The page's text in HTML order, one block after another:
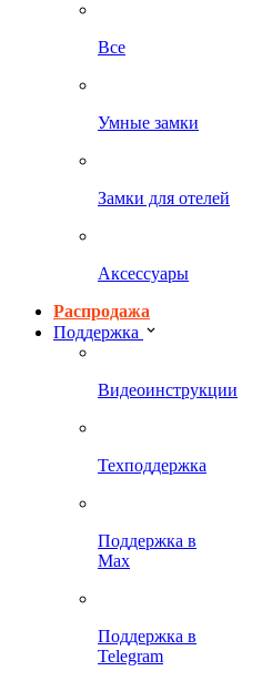
Все
Умные замки
Замки для отелей
Аксессуары
Распродажа
Поддержка
Видеоинструкции
Техподдержка
Поддержка в
Max
Поддержка в
Telegram